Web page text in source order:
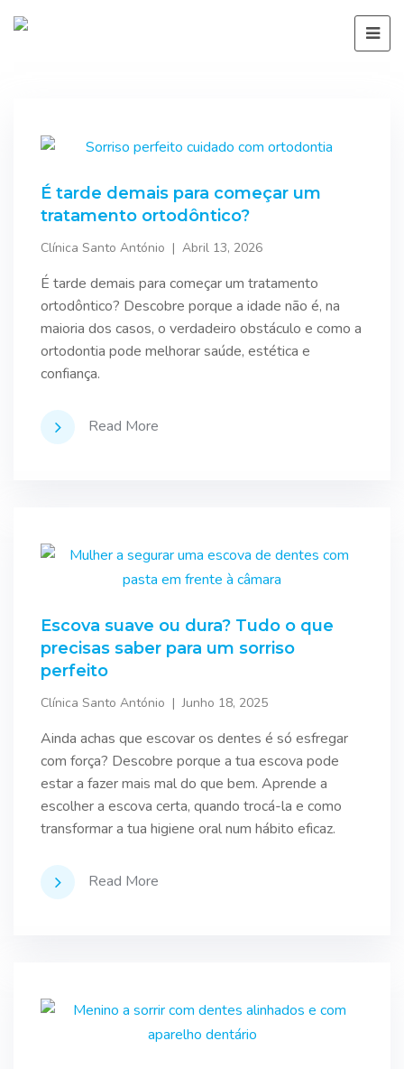
É tarde demais para começar um
tratamento ortodôntico?
Clínica Santo António Abril 13, 2026
É tarde demais para começar um tratamento
ortodôntico? Descobre porque a idade não é, na
maioria dos casos, o verdadeiro obstáculo e como a
ortodontia pode melhorar saúde, estética e
confiança.
Read More
Escova suave ou dura? Tudo o que
precisas saber para um sorriso
perfeito
Clínica Santo António Junho 18, 2025
Ainda achas que escovar os dentes é só esfregar
com força? Descobre porque a tua escova pode
estar a fazer mais mal do que bem. Aprende a
escolher a escova certa, quando trocá-la e como
transformar a tua higiene oral num hábito eficaz.
Read More